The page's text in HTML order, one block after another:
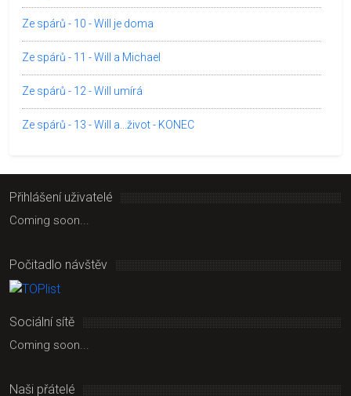
Ze spárů - 10 - Will je doma
Ze spárů - 11 - Will a Michael
Ze spárů - 12 - Will umírá
Ze spárů - 13 - Will a...život - KONEC
Přihlášení uživatelé
Coming soon...
Počitadlo návštěv
Sociální sítě
Coming soon...
Naši přátelé